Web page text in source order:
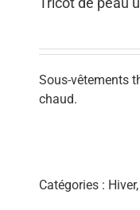
Sous-vêtements
chaud.
Catégories : Hiver